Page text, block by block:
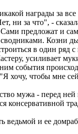
награды за
ни за что", -
предложат и
Козни
в один
усиливает
события
хочу, чтобы мне
мужа - перед
и ее